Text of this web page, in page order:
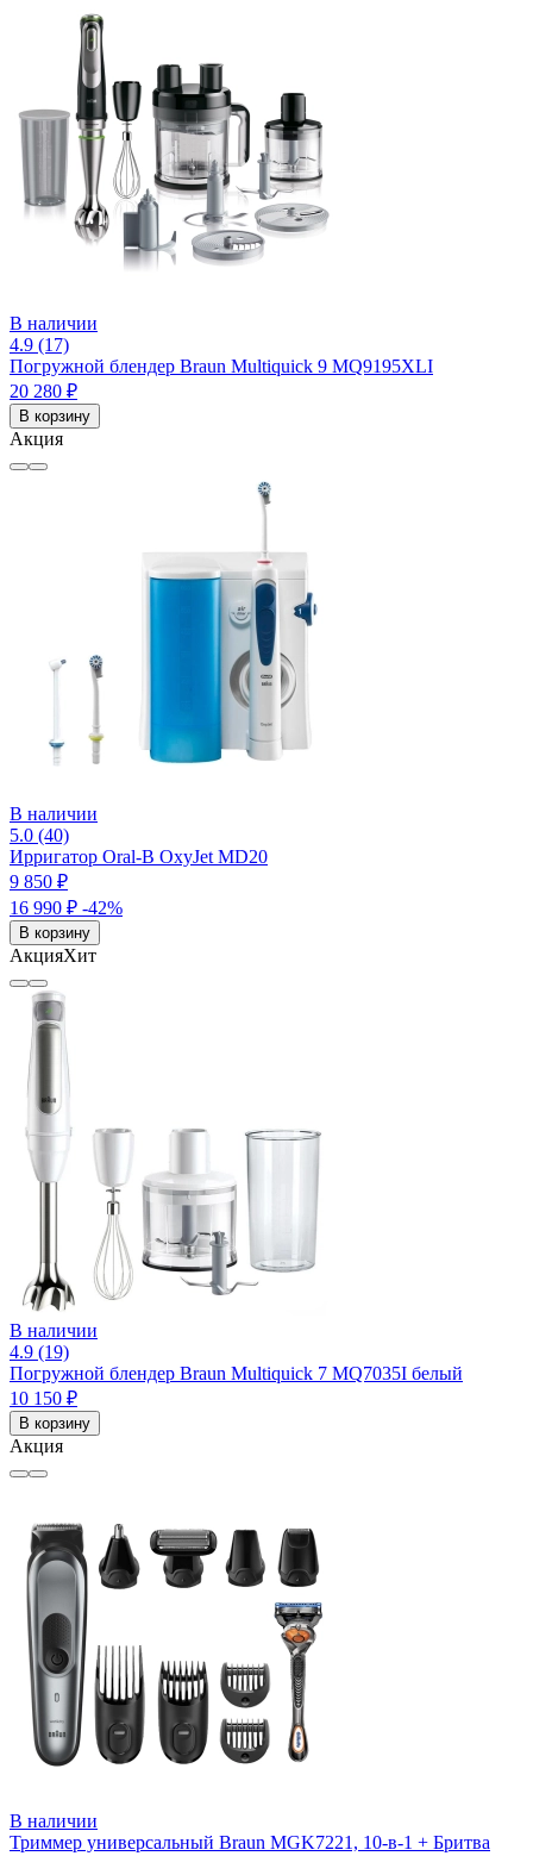
В наличии
4.9 (17)
Погружной блендер Braun Multiquick 9 MQ9195XLI
20 280 ₽
В корзину
Акция
В наличии
5.0 (40)
Ирригатор Oral-B OxyJet MD20
9 850 ₽
16 990 ₽ -42%
В корзину
АкцияХит
В наличии
4.9 (19)
Погружной блендер Braun Multiquick 7 MQ7035I белый
10 150 ₽
В корзину
Акция
В наличии
Триммер универсальный Braun MGK7221, 10-в-1 + Бритва